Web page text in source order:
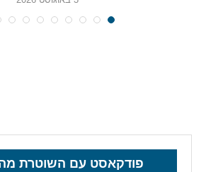
פודקאסט עם השוטרת